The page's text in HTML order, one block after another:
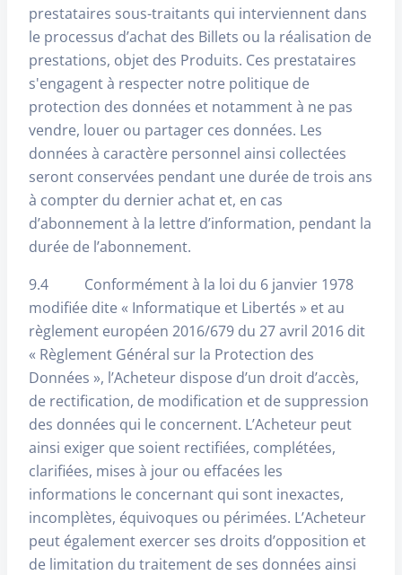
prestataires sous-traitants qui interviennent dans
le processus d’achat des Billets ou la réalisation de
prestations, objet des Produits. Ces prestataires
s'engagent à respecter notre politique de
protection des données et notamment à ne pas
vendre, louer ou partager ces données. Les
données à caractère personnel ainsi collectées
seront conservées pendant une durée de trois ans
à compter du dernier achat et, en cas
d’abonnement à la lettre d’information, pendant la
durée de l’abonnement.
9.4 Conformément à la loi du 6 janvier 1978
modifiée dite « Informatique et Libertés » et au
règlement européen 2016/679 du 27 avril 2016 dit
« Règlement Général sur la Protection des
Données », l’Acheteur dispose d’un droit d’accès,
de rectification, de modification et de suppression
des données qui le concernent. L’Acheteur peut
ainsi exiger que soient rectifiées, complétées,
clarifiées, mises à jour ou effacées les
informations le concernant qui sont inexactes,
incomplètes, équivoques ou périmées. L’Acheteur
peut également exercer ses droits d’opposition et
de limitation du traitement de ses données ainsi